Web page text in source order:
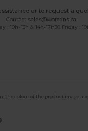
or to request a
Contact sales@wordans.ca
: 10h-13h & 14h-17h30 Friday :
the colour of the product image